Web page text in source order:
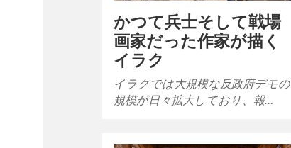
かつて兵士そして戦場
画家だった作家が描く
イラク
イラクでは大規模な反政府デモの
規模が日々拡大しており、報…